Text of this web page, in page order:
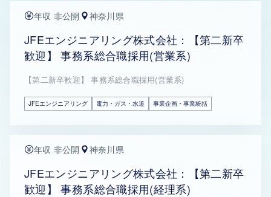
年収 非公開 神奈川県
JFEエンジニアリング株式会社：【第二新卒
歓迎】 事務系総合職採用(営業系)
【第二新卒歓迎】 事務系総合職採用(営業系)
JFEエンジニアリング 電力・ガス・水道 事業企画・事業統括
年収 非公開 神奈川県
JFEエンジニアリング株式会社：【第二新卒
歓迎】 事務系総合職採用(経理系)